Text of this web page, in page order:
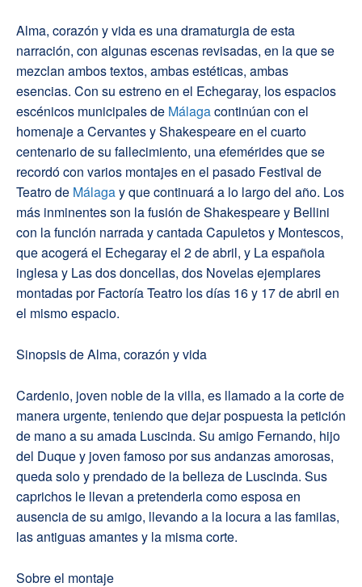
Alma, corazón y vida es una dramaturgia de esta
narración, con algunas escenas revisadas, en la que se
mezclan ambos textos, ambas estéticas, ambas
esencias. Con su estreno en el Echegaray, los espacios
escénicos municipales de Málagacontinúan con el
homenaje a Cervantes y Shakespeare en el cuarto
centenario de su fallecimiento, una efemérides que se
recordó con varios montajes en el pasado Festival de
Teatro de Málagay que continuará a lo largo del año. Los
más inminentes son la fusión de Shakespeare y Bellini
con la función narrada y cantada Capuletos y Montescos,
que acogerá el Echegaray el 2 de abril, y La española
inglesa y Las dos doncellas, dos Novelas ejemplares
montadas por Factoría Teatro los días 16 y 17 de abril en
el mismo espacio.
Sinopsis de Alma, corazón y vida
Cardenio, joven noble de la villa, es llamado a la corte de
manera urgente, teniendo que dejar pospuesta la petición
de mano a su amada Luscinda. Su amigo Fernando, hijo
del Duque y joven famoso por sus andanzas amorosas,
queda solo y prendado de la belleza de Luscinda. Sus
caprichos le llevan a pretenderla como esposa en
ausencia de su amigo, llevando a la locura a las familas,
las antiguas amantes y la misma corte.
Sobre el montaje